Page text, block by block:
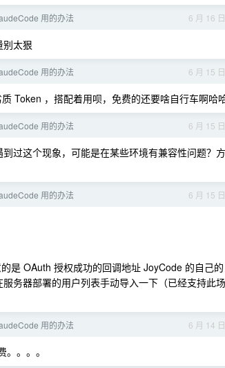
6 月 16 日
用的办法
别太狠
6 月 15 日
用的办法
Token ，搭配着用呗，免费的还要啥自行车啊哈
6 月 15 日
用的办法
过这个现象，可能是在某些环境有兼容性问题？方
6 月 15 日
用的办法
是 OAuth 授权成功的回调地址 JoyCode 的自己的
务器部署的用户列表手动导入一下（已经支持此场
6 月 14 日
用的办法
。。。